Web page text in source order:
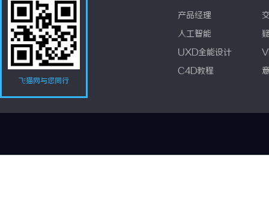
飞猫网与您同行
产品经理
人工智能
UXD全能设计
C4D教程